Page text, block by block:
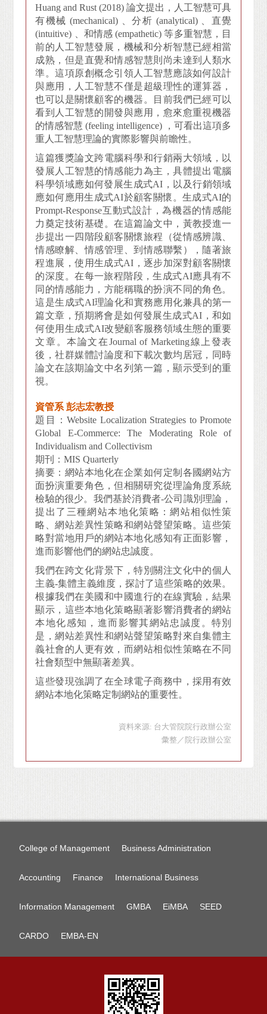
Huang and Rust (2018) 論文提出，人工智慧可具
有機械 (mechanical) 、分析 (analytical) 、直覺
(intuitive) 、和情感 (empathetic) 等多重智慧，目
前的人工智慧發展，機械和分析智慧已經相當
成熟，但是直覺和情感智慧則尚未達到人類水
準。這項原創概念引領人工智慧應該如何設計
與應用，人工智慧不僅是超級理性的運算器，
也可以是關懷顧客的機器。目前我們已經可以
看到人工智慧的開發與應用，愈來愈重視機器
的情感智慧 (feeling intelligence) ，可看出這項多
重人工智慧理論的實際影響與前瞻性。
這篇獲獎論文跨電腦科學和行銷兩大領域，以
發展人工智慧的情感能力為主，具體提出電腦
科學領域應如何發展生成式AI，以及行銷領域
應如何應用生成式AI於顧客關懷。生成式AI的
Prompt-Response互動式設計，為機器的情感能
力奠定技術基礎。在這篇論文中，黃教授進一
步提出一四階段顧客關懷旅程（從情感辨識、
情感瞭解、情感管理、到情感聯繫），隨著旅
程進展，使用生成式AI，逐步加深對顧客關懷
的深度。在每一旅程階段，生成式AI應具有不
同的情感能力，方能稱職的扮演不同的角色。
這是生成式AI理論化和實務應用化兼具的第一
篇文章，預期將會是如何發展生成式AI，和如
何使用生成式AI改變顧客服務領域生態的重要
文章。本論文在Journal of Marketing線上發表
後，社群媒體討論度和下載次數均居冠，同時
論文在該期論文中名列第一篇，顯示受到的重
視。
資管系 彭志宏教授
題目：Website Localization Strategies to Promote
Global E-Commerce: The Moderating Role of
Individualism and Collectivism
期刊：MIS Quarterly
摘要：網站本地化在企業如何定制各國網站方
面扮演重要角色，但相關研究從理論角度系統
檢驗的很少。我們基於消費者-公司識別理論，
提出了三種網站本地化策略：網站相似性策
略、網站差異性策略和網站聲望策略。這些策
略對當地用戶的網站本地化感知有正面影響，
進而影響他們的網站忠誠度。
我們在跨文化背景下，特別關注文化中的個人
主義-集體主義維度，探討了這些策略的效果。
根據我們在美國和中國進行的在線實驗，結果
顯示，這些本地化策略顯著影響消費者的網站
本地化感知，進而影響其網站忠誠度。特別
是，網站差異性和網站聲望策略對來自集體主
義社會的人更有效，而網站相似性策略在不同
社會類型中無顯著差異。
這些發現強調了在全球電子商務中，採用有效
網站本地化策略定制網站的重要性。
資料來源: 台大管院院行政辦公室
彙整／院行政辦公室
College of Management Business Administration
Accounting Finance International Business
Information Management GMBA EiMBA SEED
CARDO EMBA-EN